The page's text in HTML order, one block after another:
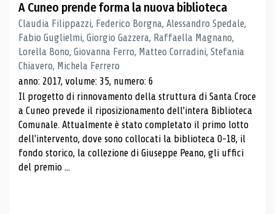
A Cuneo prende forma la nuova biblioteca
Claudia Filippazzi, Federico Borgna, Alessandro Spedale,
Fabio Guglielmi, Giorgio Gazzera, Raffaella Magnano,
Lorella Bono, Giovanna Ferro, Matteo Corradini, Stefania
Chiavero, Michela Ferrero
anno: 2017, volume: 35, numero: 6
Il progetto di rinnovamento della struttura di Santa Croce
a Cuneo prevede il riposizionamento dell'intera Biblioteca
Comunale. Attualmente è stato completato il primo lotto
dell'intervento, dove sono collocati la biblioteca 0-18, il
fondo storico, la collezione di Giuseppe Peano, gli uffici
del premio ...